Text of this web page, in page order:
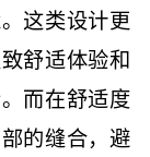
这类设计更
舒适体验和
而在舒适度
的缝合，避